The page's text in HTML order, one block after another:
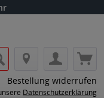
Bestellung widerrufen
Datenschutzerklärung